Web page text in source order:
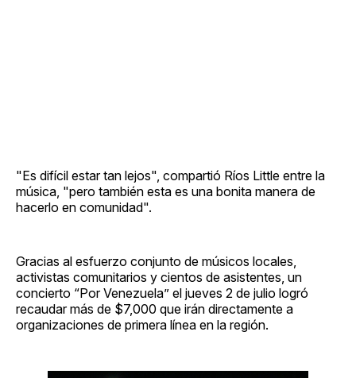
"Es difícil estar tan lejos", compartió Ríos Little entre la
música, "pero también esta es una bonita manera de
hacerlo en comunidad".
Gracias al esfuerzo conjunto de músicos locales,
activistas comunitarios y cientos de asistentes, un
concierto “Por Venezuela” el jueves 2 de julio logró
recaudar más de $7,000 que irán directamente a
organizaciones de primera línea en la región.